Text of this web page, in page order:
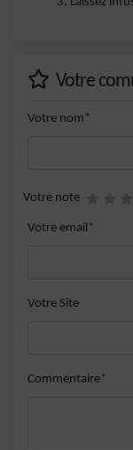
Votre
Votre nom*
Votre note
Votre email*
Votre Site
Commentaire*